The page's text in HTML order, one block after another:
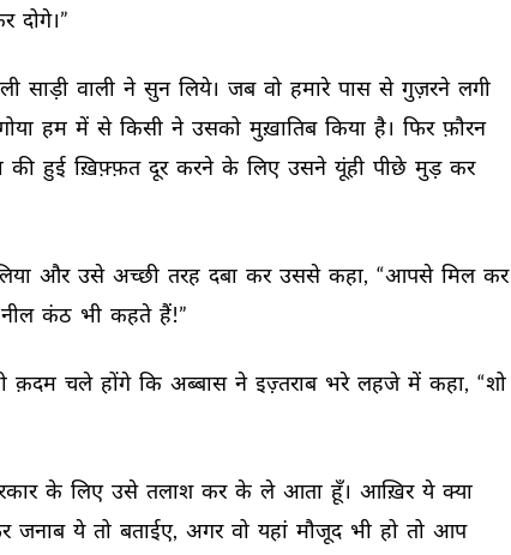
दोगे।”
साड़ी वाली ने सुन लिये। जब वो हमारे पास से गुज़रने लगी
हम में से किसी ने उसको मुख़ातिब किया है। फिर फ़ौरन
की हुई ख़िफ़्फ़त दूर करने के लिए उसने यूंही पीछे मुड़ कर
और उसे अच्छी तरह दबा कर उससे कहा, “आपसे मिल कर
नील कंठ भी कहते हैं!”
क़दम चले होंगे कि अब्बास ने इज़्तराब भरे लहजे में कहा, “शो
के लिए उसे तलाश कर के ले आता हूँ। आख़िर ये क्या
जनाब ये तो बताईए, अगर वो यहां मौजूद भी हो तो आप